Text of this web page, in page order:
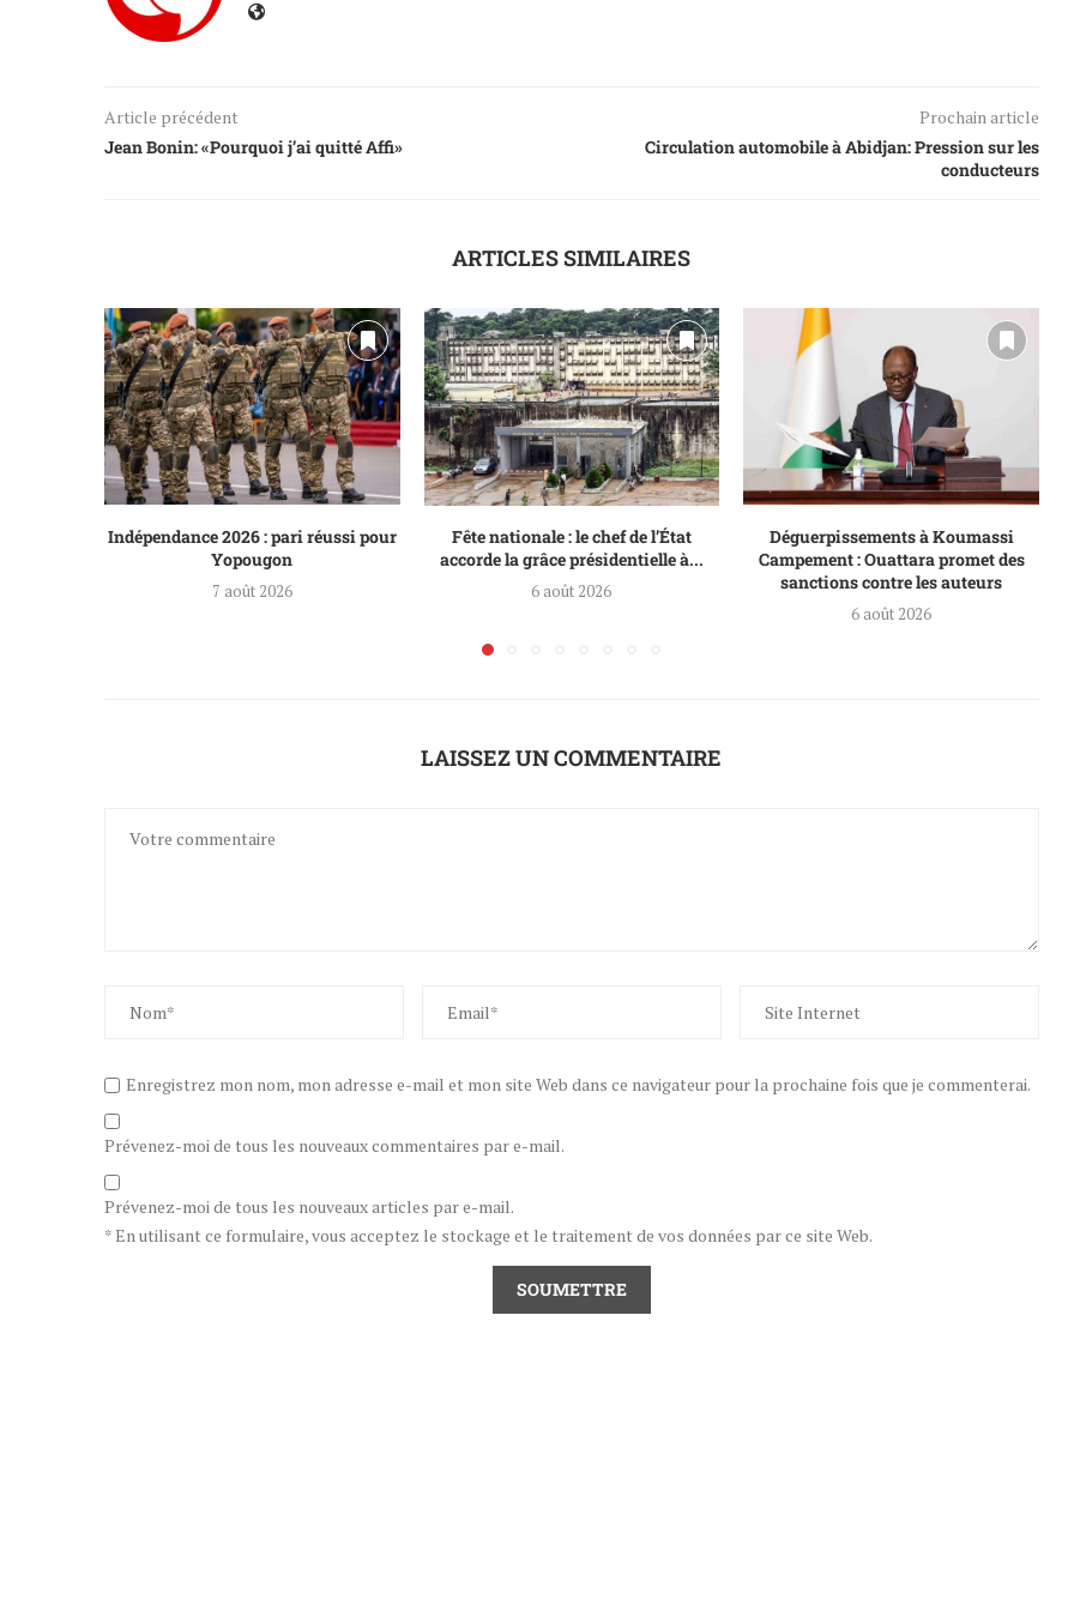
Article précédent
Jean Bonin: «Pourquoi j’ai quitté Affi»
Prochain article
Circulation automobile à Abidjan: Pression sur les
conducteurs
ARTICLES SIMILAIRES
Indépendance 2026 : pari réussi pour
Yopougon
7 août 2026
Fête nationale : le chef de l’État
accorde la grâce présidentielle à...
6 août 2026
Déguerpissements à Koumassi
Campement : Ouattara promet des
sanctions contre les auteurs
6 août 2026
LAISSEZ UN COMMENTAIRE
Enregistrez mon nom, mon adresse e-mail et mon site Web dans ce navigateur pour la prochaine fois que je commenterai.
Prévenez-moi de tous les nouveaux commentaires par e-mail.
Prévenez-moi de tous les nouveaux articles par e-mail.
* En utilisant ce formulaire, vous acceptez le stockage et le traitement de vos données par ce site Web.